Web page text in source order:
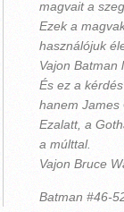
magvait a
Ezek a
használójuk
Vajon Batman
És ez a
hanem James
Ezalatt, a
a múlttal.
Vajon Bruce
Batman #46-